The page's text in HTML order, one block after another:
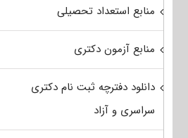
منابع استعداد تحصیلی
منابع آزمون دکتری
دانلود دفترچه ثبت نام دکتری
سراسری و آزاد